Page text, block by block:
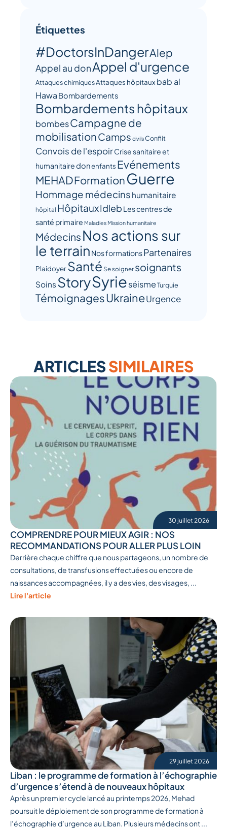
Étiquettes
#DoctorsInDangerAlep
Appel au donAppel d'urgence
Attaques chimiquesAttaques hôpitaux bab al
Hawa Bombardements
Bombardements hôpitaux
bombesCampagne de
mobilisationCamps civilsConflit
Convois de l'espoirCrise sanitaire et
humanitairedonenfants Evénements
MEHADFormationGuerre
Hommage médecins humanitaire
hôpital HôpitauxIdleb Les centres de
santé primaire Maladies Mission humanitaire
Médecins Nos actions sur
le terrain Nos formationsPartenaires
PlaidoyerSanté Se soigner soignants
Soins StorySyrieséismeTurquie
TémoignagesUkraineUrgence
ARTICLESSIMILAIRES
30 juillet 2026
COMPRENDRE POUR MIEUX AGIR : NOS
RECOMMANDATIONS POUR ALLER PLUS LOIN
Derrière chaque chiffre que nous partageons, un nombre de
consultations, de transfusions effectuées ou encore de
naissances accompagnées, il y a des vies, des visages, ...
Lire l'article
29 juillet 2026
Liban : le programme de formation à l’échographie
d’urgence s’étend à de nouveaux hôpitaux
Après un premier cycle lancé au printemps 2026, Mehad
poursuit le déploiement de son programme de formation à
l’échographie d’urgence au Liban. Plusieurs médecins ont ...